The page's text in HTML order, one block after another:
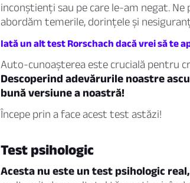
inconștienți sau pe care le-am negat.
abordăm temerile, dorințele și
Iată un alt test Rorschach dacă vrei să te
Auto-cunoașterea este crucială pentru
Descoperind adevărurile noastre
bună versiune a noastră!
Începe prin a face acest test astăzi!
Test psihologic
Acesta nu este un test psihologic